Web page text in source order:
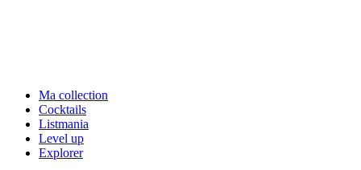
Ma collection
Cocktails
Listmania
Level up
Explorer